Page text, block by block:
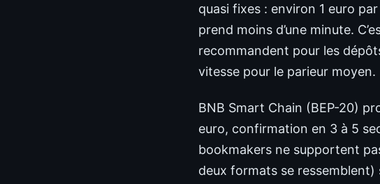
quasi fixes : environ 1 euro
prend moins d’une minute.
recommandent pour les
vitesse pour le parieur moyen.
BNB Smart Chain (BEP-20)
euro, confirmation en 3 à 5
bookmakers ne supportent
deux formats se